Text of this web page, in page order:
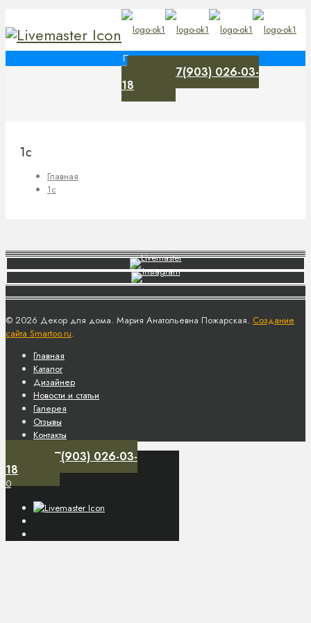
+7(903) 026-03-
18
1с
Главная
1с
© 2026 Декор для дома. Мария Анатольевна Пожарская. Создание
сайта Smartoo.ru.
Главная
Каталог
Дизайнер
Новости и статьи
Галерея
Отзывы
Контакты
+7(903) 026-03-
18
0